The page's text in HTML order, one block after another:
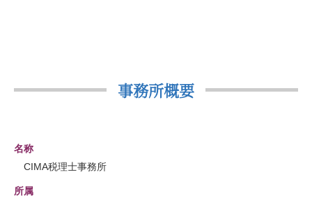
事務所概要
名称
CIMA税理士事務所
所属